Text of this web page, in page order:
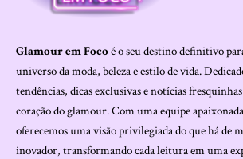
Glamour em Focoé o seu destino definitivo
universo da moda, beleza e estilo de vida.
tendências, dicas exclusivas e notícias
coração do glamour. Com uma equipe
oferecemos uma visão privilegiada do que há de
inovador, transformando cada leitura em uma